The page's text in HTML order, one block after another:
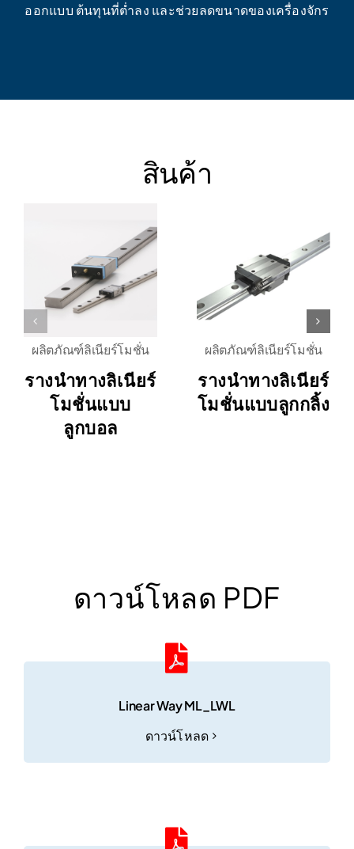
ออกแบบ ต้นทุนที่ต่ำลง และช่วยลดขนาดของเครื่องจักร
สินค้า
ผลิตภัณฑ์ลิเนียร์โมชั่น
รางนำทางลิเนียร์
โมชั่นแบบ
ลูกบอล
ผลิตภัณฑ์ลิเนียร์โมชั่น
รางนำทางลิเนียร์
โมชั่นแบบลูกกลิ้ง
ดาวน์โหลด PDF
Linear Way ML_LWL
ดาวน์โหลด